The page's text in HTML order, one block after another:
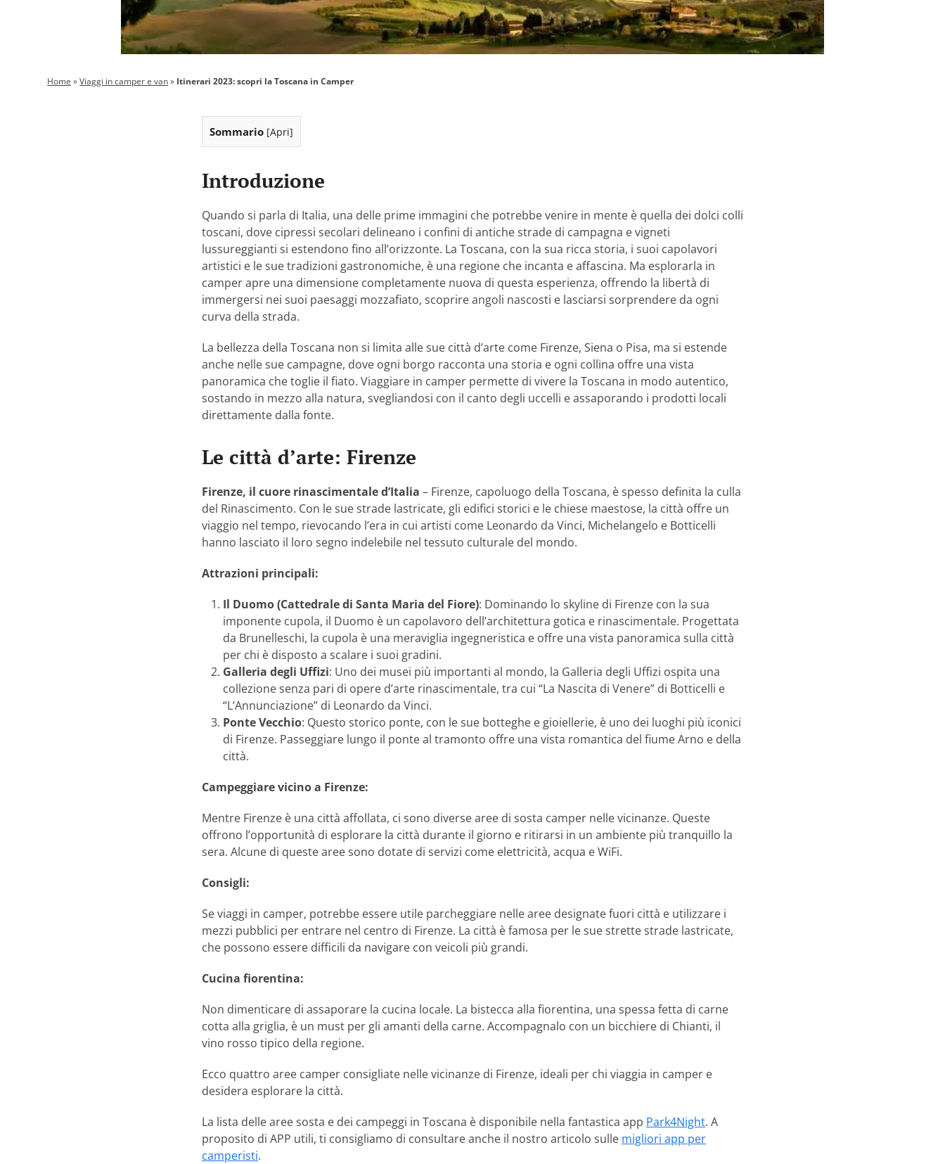
Home »Viaggi in camper e van» Itinerari 2023: scopri la Toscana in Camper
Sommario [Apri]
Introduzione
Quando si parla di Italia, una delle prime immagini che potrebbe venire in mente è quella dei dolci colli
toscani, dove cipressi secolari delineano i confini di antiche strade di campagna e vigneti
lussureggianti si estendono fino all’orizzonte. La Toscana, con la sua ricca storia, i suoi capolavori
artistici e le sue tradizioni gastronomiche, è una regione che incanta e affascina. Ma esplorarla in
camper apre una dimensione completamente nuova di questa esperienza, offrendo la libertà di
immergersi nei suoi paesaggi mozzafiato, scoprire angoli nascosti e lasciarsi sorprendere da ogni
curva della strada.
La bellezza della Toscana non si limita alle sue città d’arte come Firenze, Siena o Pisa, ma si estende
anche nelle sue campagne, dove ogni borgo racconta una storia e ogni collina offre una vista
panoramica che toglie il fiato. Viaggiare in camper permette di vivere la Toscana in modo autentico,
sostando in mezzo alla natura, svegliandosi con il canto degli uccelli e assaporando i prodotti locali
direttamente dalla fonte.
Le città d’arte: Firenze
Firenze, il cuore rinascimentale d’Italia – Firenze, capoluogo della Toscana, è spesso definita la culla
del Rinascimento. Con le sue strade lastricate, gli edifici storici e le chiese maestose, la città offre un
viaggio nel tempo, rievocando l’era in cui artisti come Leonardo da Vinci, Michelangelo e Botticelli
hanno lasciato il loro segno indelebile nel tessuto culturale del mondo.
Attrazioni principali:
Il Duomo (Cattedrale di Santa Maria del Fiore): Dominando lo skyline di Firenze con la sua
imponente cupola, il Duomo è un capolavoro dell’architettura gotica e rinascimentale. Progettata
da Brunelleschi, la cupola è una meraviglia ingegneristica e offre una vista panoramica sulla città
per chi è disposto a scalare i suoi gradini.
Galleria degli Uffizi: Uno dei musei più importanti al mondo, la Galleria degli Uffizi ospita una
collezione senza pari di opere d’arte rinascimentale, tra cui “La Nascita di Venere” di Botticelli e
“L’Annunciazione” di Leonardo da Vinci.
Ponte Vecchio: Questo storico ponte, con le sue botteghe e gioiellerie, è uno dei luoghi più iconici
di Firenze. Passeggiare lungo il ponte al tramonto offre una vista romantica del fiume Arno e della
città.
Campeggiare vicino a Firenze:
Mentre Firenze è una città affollata, ci sono diverse aree di sosta camper nelle vicinanze. Queste
offrono l’opportunità di esplorare la città durante il giorno e ritirarsi in un ambiente più tranquillo la
sera. Alcune di queste aree sono dotate di servizi come elettricità, acqua e WiFi.
Consigli:
Se viaggi in camper, potrebbe essere utile parcheggiare nelle aree designate fuori città e utilizzare i
mezzi pubblici per entrare nel centro di Firenze. La città è famosa per le sue strette strade lastricate,
che possono essere difficili da navigare con veicoli più grandi.
Cucina fiorentina:
Non dimenticare di assaporare la cucina locale. La bistecca alla fiorentina, una spessa fetta di carne
cotta alla griglia, è un must per gli amanti della carne. Accompagnalo con un bicchiere di Chianti, il
vino rosso tipico della regione.
Ecco quattro aree camper consigliate nelle vicinanze di Firenze, ideali per chi viaggia in camper e
desidera esplorare la città.
La lista delle aree sosta e dei campeggi in Toscana è disponibile nella fantastica app Park4Night. A
proposito di APP utili, ti consigliamo di consultare anche il nostro articolo sulle migliori app per
camperisti.